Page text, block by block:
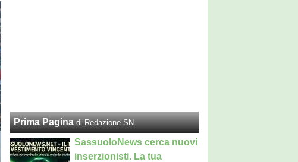
Prima Pagina di Redazione SN
SassuoloNews cerca nuovi
inserzionisti. La tua